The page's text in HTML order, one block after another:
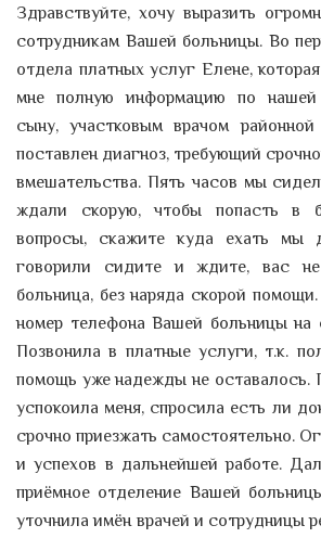
Здравствуйте, хочу выразить
сотрудникам Вашей больницы. Во
отдела платных услуг Елене,
мне полную информацию по
сыну, участковым врачом
поставлен диагноз, требующий
вмешательства. Пять часов мы
ждали скорую, чтобы попасть в
вопросы, скажите куда ехать мы
говорили сидите и ждите, вас
больница, без наряда скорой
номер телефона Вашей больницы на
Позвонила в платные услуги, т.к.
помощь уже надежды не оставалось.
успокоила меня, спросила есть ли
срочно приезжать самостоятельно.
и успехов в дальнейшей работе.
приёмное отделение Вашей
уточнила имён врачей и сотрудницы